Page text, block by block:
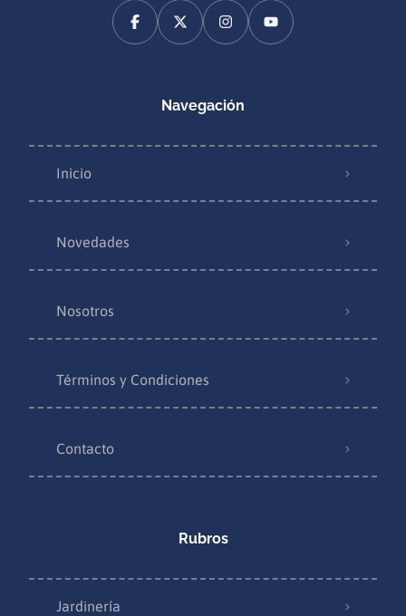
Navegación
Inicio
Novedades
Nosotros
Términos y Condiciones
Contacto
Rubros
Jardinería